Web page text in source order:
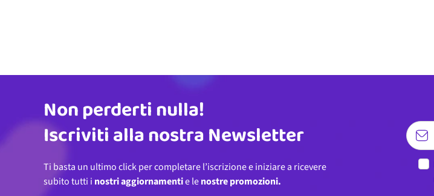
Indirizzo email
Non perderti nulla!
Iscriviti alla nostra Newsletter
Ti basta un ultimo click per completare l’iscrizione e iniziare a ricevere
subito tutti i nostri aggiornamentie lenostre promozioni.